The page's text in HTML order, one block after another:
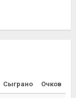
Сыграно Очков